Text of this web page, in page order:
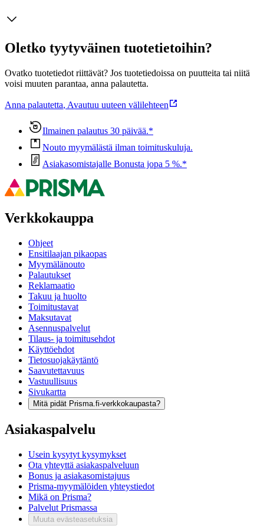
Oletko tyytyväinen tuotetietoihin?
Ovatko tuotetiedot riittävät? Jos tuotetiedoissa on puutteita tai niitä
voisi muuten parantaa, anna palautetta.
Anna palautetta, Avautuu uuteen välilehteen
Ilmainen palautus 30 päivää.*
Nouto myymälästä ilman toimituskuluja.
Asiakasomistajalle Bonusta jopa 5 %.*
Verkkokauppa
Ohjeet
Ensitilaajan pikaopas
Myymälänouto
Palautukset
Reklamaatio
Takuu ja huolto
Toimitustavat
Maksutavat
Asennuspalvelut
Tilaus- ja toimitusehdot
Käyttöehdot
Tietosuojakäytäntö
Saavutettavuus
Vastuullisuus
Sivukartta
Mitä pidät Prisma.fi-verkkokaupasta?
Asiakaspalvelu
Usein kysytyt kysymykset
Ota yhteyttä asiakaspalveluun
Bonus ja asiakasomistajuus
Prisma-myymälöiden yhteystiedot
Mikä on Prisma?
Palvelut Prismassa
Muuta evästeasetuksia